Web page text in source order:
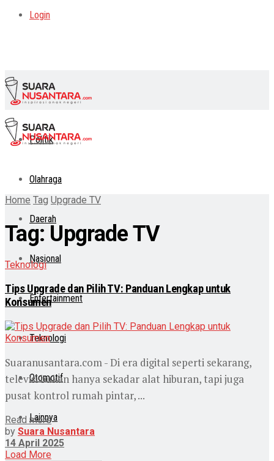
Login
Politik
Olahraga
Daerah
Nasional
Entertainment
Teknologi
Otomotif
Lainnya
Home Tag Upgrade TV
Tag: Upgrade TV
Teknologi
Tips Upgrade dan Pilih TV: Panduan Lengkap untuk
Konsumen
Suaranusantara.com - Di era digital seperti sekarang,
televisi bukan hanya sekadar alat hiburan, tapi juga
pusat kontrol rumah pintar, ...
Read more
by Suara Nusantara
14 April 2025
Load More